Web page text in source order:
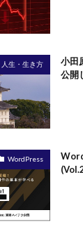
人生・生き方
小田
公開
WordPress